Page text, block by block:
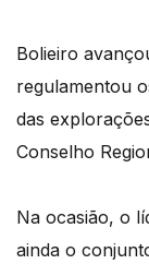
Bolieiro
regulamentou
das
Conselho
Na ocasião, o
ainda o